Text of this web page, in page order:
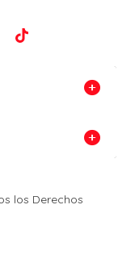
los Derechos